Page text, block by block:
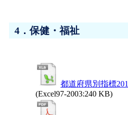
4．保健・福祉
都道府県別指標
(Excel97-2003:240 KB)